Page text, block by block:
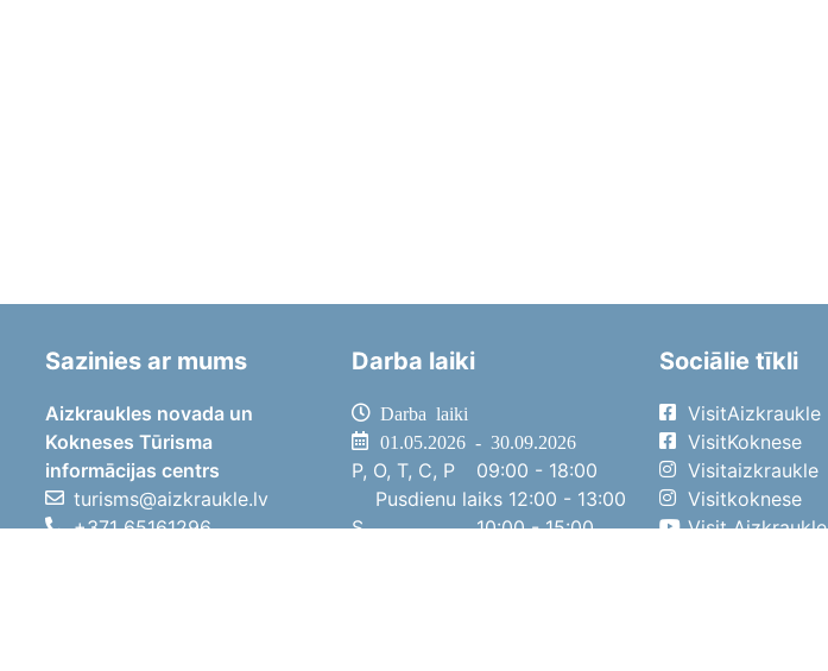
Sazinies ar mums
Aizkraukles novada un
Kokneses Tūrisma
informācijas centrs
turisms@aizkraukle.lv
+371 65161296
Darba laiki
Darba laiki
01.05.2026 - 30.09.2026
P, O, T, C, P
09:00 - 18:00
Pusdienu laiks 12:00 - 13:00
S
10:00 - 15:00
Sociālie tīkli
VisitAizkraukle
VisitKoknese
Visitaizkraukle
Visitkoknese
Visit Aizkraukle